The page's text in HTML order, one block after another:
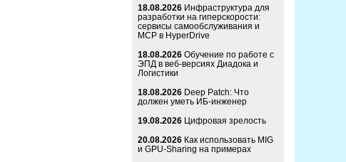
18.08.2026 Инфраструктура для
разработки на гиперскорости:
сервисы самообслуживания и
MCP в HyperDrive
18.08.2026 Обучение по работе с
ЭПД в веб-версиях Диадока и
Логистики
18.08.2026 Deep Patch: Что
должен уметь ИБ-инженер
19.08.2026 Цифровая зрелость
20.08.2026 Как использовать MIG
и GPU-Sharing на примерах